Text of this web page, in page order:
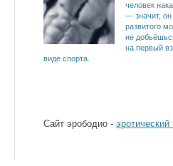
человек
— значит, он
развитого
не
на первый
виде спорта.
Сайт эрободио -